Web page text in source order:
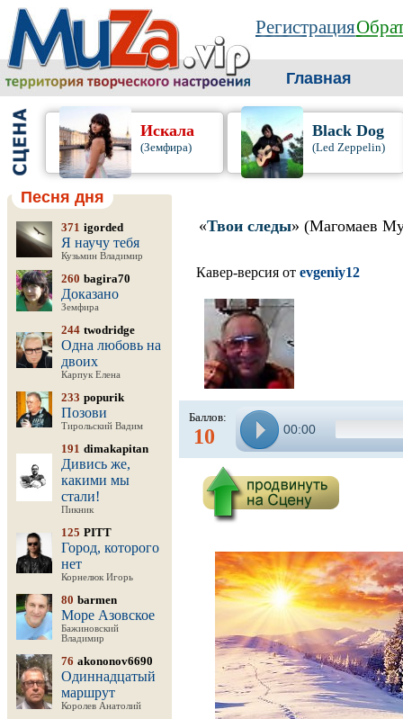
Регистрация
Главная
Искала
(Земфира)
Black Dog
(Led Zeppelin)
Песня дня
371 igorded
Я научу тебя
Кузьмин Владимир
260 bagira70
Доказано
Земфира
244 twodridge
Одна любовь на
двоих
Карпук Елена
233 popurik
Позови
Тирольский Вадим
191 dimakapitan
Дивись же,
какими мы
стали!
Пикник
125 PITT
Город, которого
нет
Корнелюк Игорь
80 barmen
Море Азовское
Бажиновский
Владимир
76 akononov6690
Одиннадцатый
маршрут
Королев Анатолий
«Твои следы» (Магомаев
Кавер-версия от evgeniy12
Баллов:
10 00:00